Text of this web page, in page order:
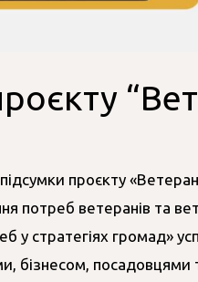
проєкту
потреб ветеранів та
у стратегіях громад»
бізнесом,